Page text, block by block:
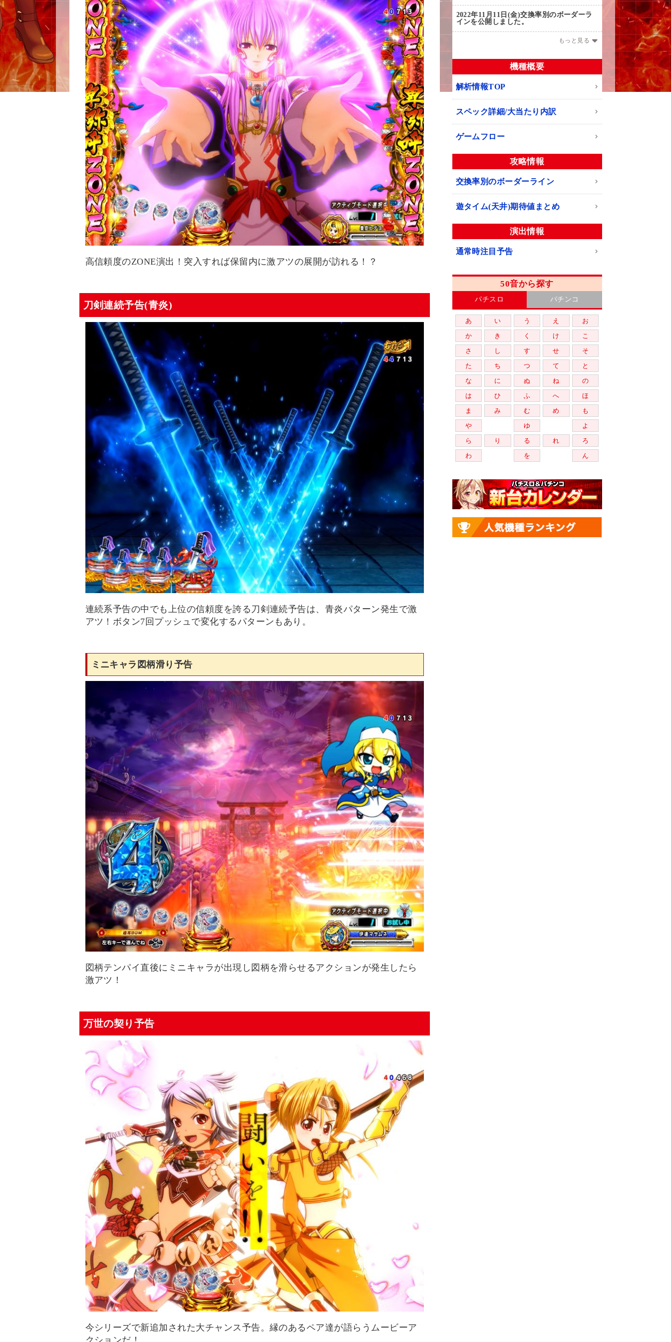
高信頼度のZONE演出！突入すれば保留内に激アツの展開が訪れる！？
刀剣連続予告(青炎)
連続系予告の中でも上位の信頼度を誇る刀剣連続予告は、青炎パターン発生で激
アツ！ボタン7回プッシュで変化するパターンもあり。
ミニキャラ図柄滑り予告
図柄テンパイ直後にミニキャラが出現し図柄を滑らせるアクションが発生したら
激アツ！
万世の契り予告
今シリーズで新追加された大チャンス予告。縁のあるペア達が語らうムービーア
2022年11月11日(金)交換率別のボーダーラ
インを公開しました。
もっと見る
機種概要
解析情報TOP
スペック詳細/大当たり内訳
ゲームフロー
攻略情報
交換率別のボーダーライン
遊タイム(天井)期待値まとめ
演出情報
通常時注目予告
50音から探す
パチスロ パチンコ
あ い う え
お
か
き く け
こ
さ
し す せ
そ
た
ち つ て
と
な
に ぬ ね
の
は
ひ ふ へ
ほ
ま
み む め
も
や
ゆ
よ
ら
り る れ
ろ
わ
を ん